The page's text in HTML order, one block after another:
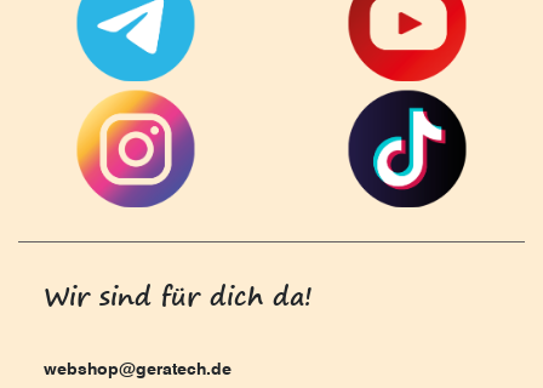
Wir sind für dich da!
webshop@geratech.de